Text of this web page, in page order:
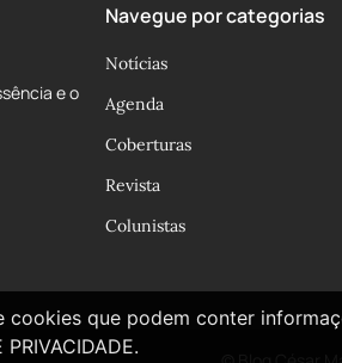
e o
Navegue por categorias
Notícias
Agenda
Coberturas
Revista
Colunistas
cookies que podem conter
PRIVACIDADE.